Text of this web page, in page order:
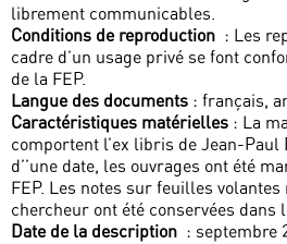
librement communicables.
Conditions de reproduction : Les
cadre d’un usage privé se font
de la FEP.
Langue des documents : français,
Caractéristiques matérielles : La
comportent l’ex libris de Jean-Paul
d’’une date, les ouvrages ont été
FEP. Les notes sur feuilles
chercheur ont été conservées dans
Date de la description : septembre